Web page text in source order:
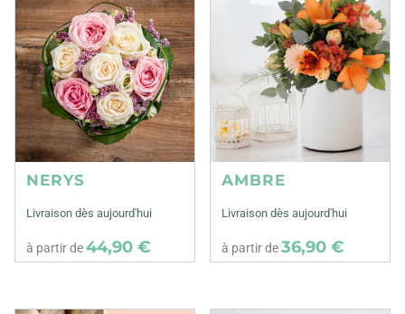
NERYS
Livraison dès aujourd'hui
à partir de44,90 €
AMBRE
Livraison dès aujourd'hui
à partir de36,90 €